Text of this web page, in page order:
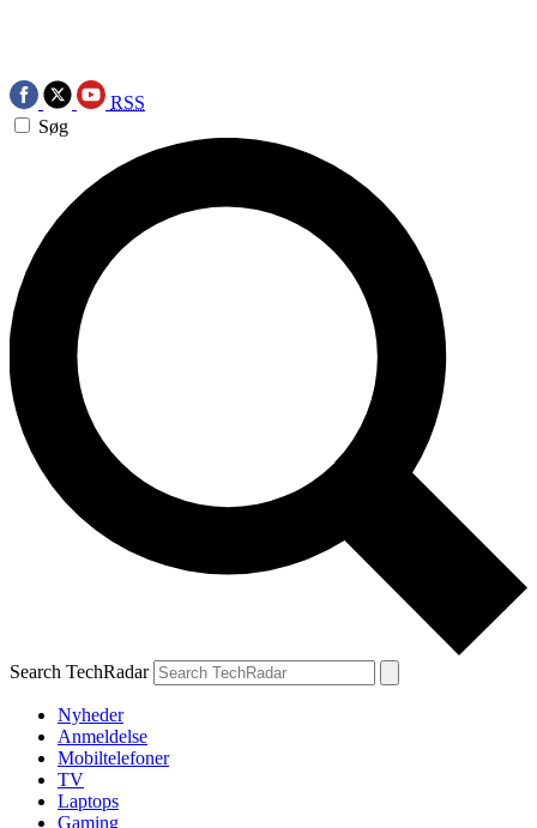
RSS
Søg
Search TechRadar
Nyheder
Anmeldelse
Mobiltelefoner
TV
Laptops
Gaming